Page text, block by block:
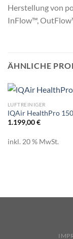
Herstellung von
InFlow™,
ÄHNLICHE
LUFTREINIGER
lQAir HealthPro
1.199,00€
inkl. 20 % MwSt.